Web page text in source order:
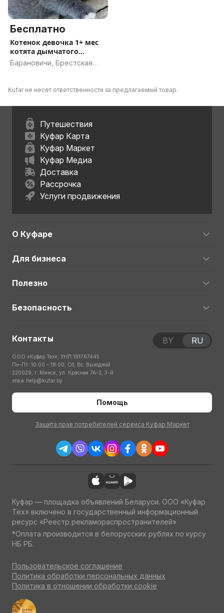
Бесплатно
Котенок девочка 1+ мес
котята дымчатого
окраса, го
Барановичи, Брестская
Kufar не несет ответственности за предлагаемый товар.
Путешествия
Куфар Карта
Куфар Маркет
Куфар Медиа
Доставка
Рассрочка
Услуги продвижения
О Куфаре
Для бизнеса
Полезно
Безопасность
Контакты
ООО «Куфар Тех», УНП 191767445
Пн-Пт: 10:00 – 18:00; Сб, Вс: Выходной
220029, г. Минск, ул. Красная 7А-2, 3-й
этаж help@kufar.by
Помощь
Защита прав потребителей сервиса Куфар Маркет
BY RU
Куфар — площадка объявлений Беларуси. ООО «Куфар
Тех» включено в государственный информационный
ресурс «Реестр рекламораспространителей»
*Оплата производится в белорусских рублях по курсу
НБ РБ.
Пользовательское соглашение
Политика обработки персональных данных
Политика в отношении обработки cookie